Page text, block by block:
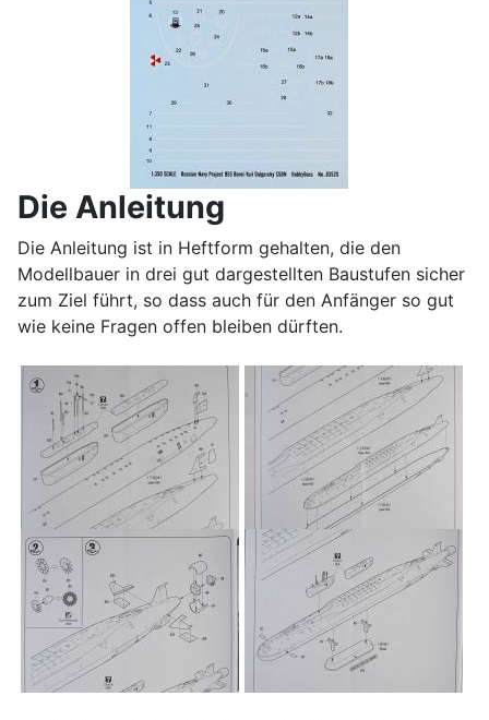
Die Anleitung
Die Anleitung ist in Heftform gehalten, die den
Modellbauer in drei gut dargestellten Baustufen sicher
zum Ziel führt, so dass auch für den Anfänger so gut
wie keine Fragen offen bleiben dürften.